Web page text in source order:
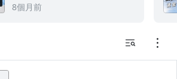
8個月前